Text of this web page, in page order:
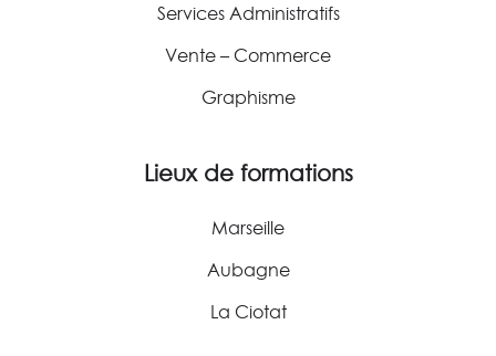
Services Administratifs
Vente – Commerce
Graphisme
Lieux de formations
Marseille
Aubagne
La Ciotat